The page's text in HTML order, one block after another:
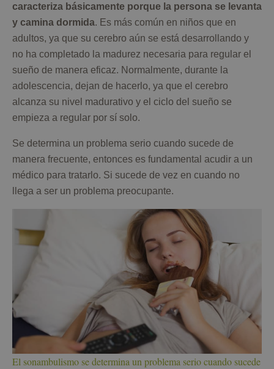
caracteriza básicamente porque la persona se levanta
y camina dormida. Es más común en niños que en
adultos, ya que su cerebro aún se está desarrollando y
no ha completado la madurez necesaria para regular el
sueño de manera eficaz. Normalmente, durante la
adolescencia, dejan de hacerlo, ya que el cerebro
alcanza su nivel madurativo y el ciclo del sueño se
empieza a regular por sí solo.
Se determina un problema serio cuando sucede de
manera frecuente, entonces es fundamental acudir a un
médico para tratarlo. Si sucede de vez en cuando no
llega a ser un problema preocupante.
El sonambulismo se determina un problema serio cuando sucede